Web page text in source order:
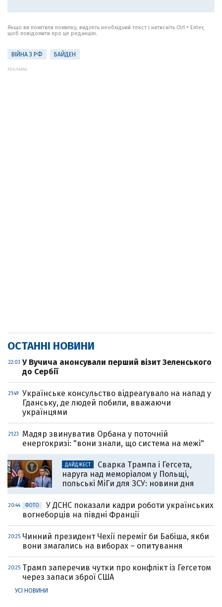
Якщо ви помітили помилку, виділіть необхідний текст і натисніть Ctrl + Enter,
щоб повідомити про це редакцію.
ВІЙНА З РФ БАЙДЕН
РЕКЛАМА:
ОСТАННІ НОВИНИ
22:03 У Вучича анонсували перший візит Зеленського
до Сербії
21:49
Українське консульство відреагувало на напад у
Гданську, де людей побили, вважаючи
українцями
21:23
Мадяр звинуватив Орбана у поточній
енергокризі: "вони знали, що система на межі"
ДАЙДЖЕСТ
Сварка Трампа і Гегсета,
наруга над меморіалом у Польщі,
польські МіГи для ЗСУ: новини дня
20:44 ФОТО
У ДСНС показали кадри роботи українських
вогнеборців на півдні Франції
20:25 Чинний президент Чехії переміг би Бабіша, якби
вони змагались на виборах – опитування
20:25 Трамп заперечив чутки про конфлікт із Гегсетом
через запаси зброї США
УСІ НОВИНИ